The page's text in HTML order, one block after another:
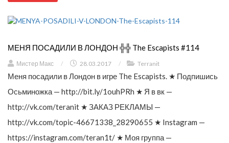
МЕНЯ ПОСАДИЛИ В ЛОНДОН ╬╬ The Escapists #114
Мистер Макс / 28.03.2017 / Terranit
Меня посадили в Лондон в игре The Escapists. ★ Подпишись
Осьминожка — http://bit.ly/1ouhPRh ★ Я в вк —
http://vk.com/teranit ★ ЗАКАЗ РЕКЛАМЫ —
http://vk.com/topic-46671338_28290655 ★ Instagram —
https://instagram.com/teran1t/ ★ Моя группа —